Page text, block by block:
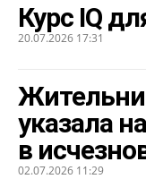
Курс IQ
20.07.2026 17:31
указала
в
02.07.2026 11:29